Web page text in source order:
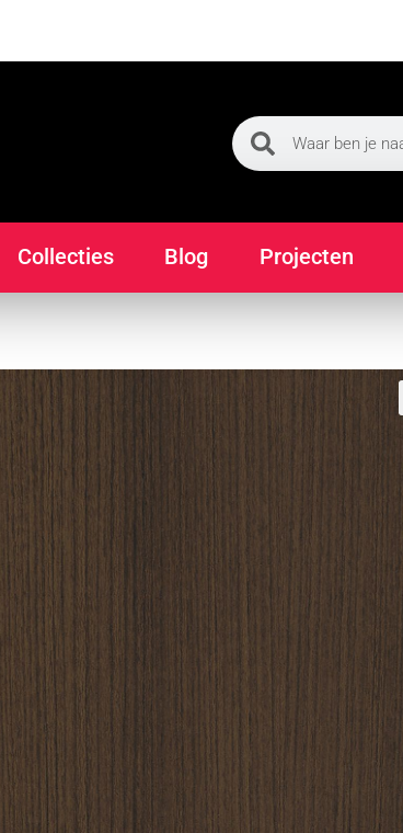
Collecties Blog Projecten